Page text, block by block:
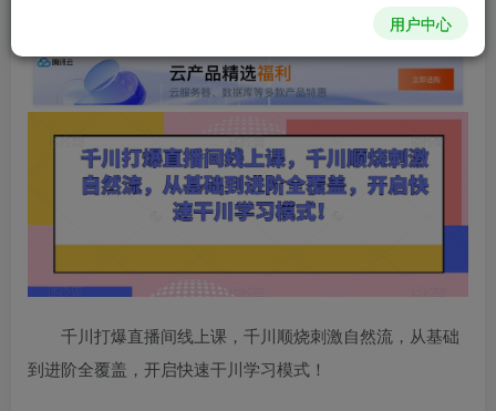
千川打爆直播间线上课，千川顺烧刺激自然流，从基础
到进阶全覆盖，开启快速干川学习模式！
用户中心